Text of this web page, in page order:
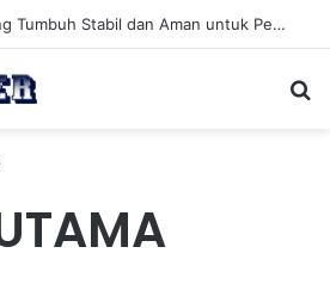
Kembangkan Keahlian Konsultan Keberlanjutan untuk Menghadapi Tantangan Hijau Masa Depan